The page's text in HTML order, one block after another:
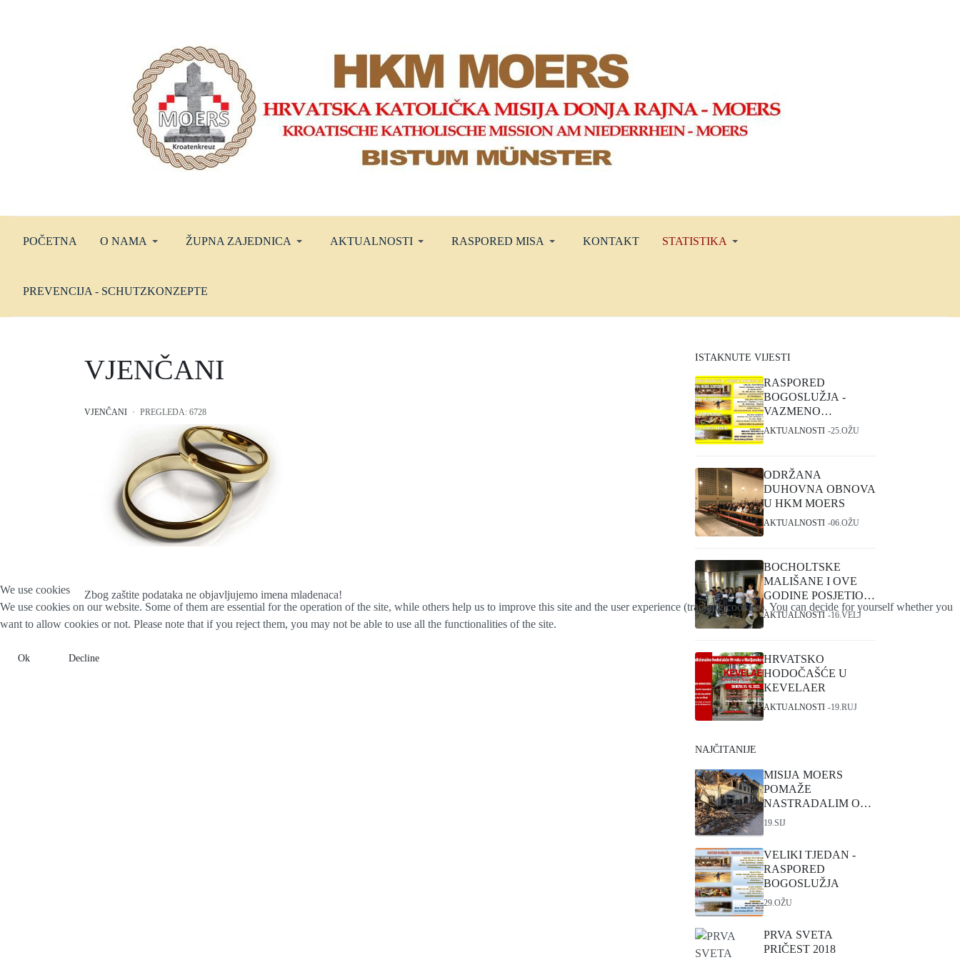
POČETNA O NAMA ŽUPNA ZAJEDNICA AKTUALNOSTI RASPORED MISA KONTAKT STATISTIKA
PREVENCIJA - SCHUTZKONZEPTE
VJENČANI
VJENČANI PREGLEDA: 6728
Zbog zaštite podataka ne objavljujemo imena mladenaca!
ISTAKNUTE VIJESTI
RASPORED
BOGOSLUŽJA -
VAZMENO
TRODNEVLJE I
AKTUALNOSTI 25.OŽU
ODRŽANA
DUHOVNA OBNOVA
U HKM MOERS
AKTUALNOSTI 06.OŽU
BOCHOLTSKE
MALIŠANE I OVE
GODINE POSJETIO
SVETI NIKOLA
AKTUALNOSTI 16.VELJ
HRVATSKO
HODOČAŠĆE U
KEVELAER
AKTUALNOSTI 19.RUJ
NAJČITANIJE
MISIJA MOERS
POMAŽE
NASTRADALIM OD
POTRESA
19.SIJ
VELIKI TJEDAN -
RASPORED
BOGOSLUŽJA
29.OŽU
PRVA SVETA
PRIČEST 2018
We use cookies
We use cookies on our website. Some of them are essential for the operation of the site, while others help us to improve this site and the user experience (tracking cookies). You can decide for yourself whether you
want to allow cookies or not. Please note that if you reject them, you may not be able to use all the functionalities of the site.
Ok Decline